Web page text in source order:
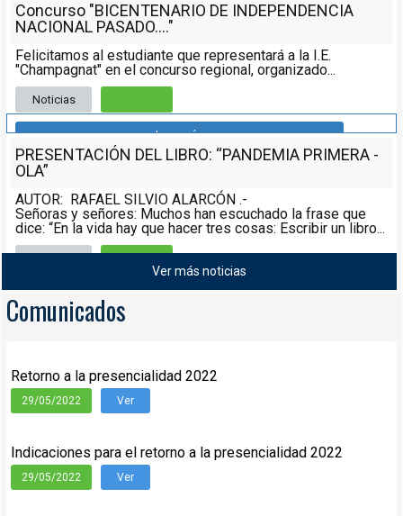
Concurso "BICENTENARIO DE INDEPENDENCIA
NACIONAL PASADO...."
Felicitamos al estudiante que representará a la I.E.
"Champagnat" en el concurso regional, organizado...
Noticias
Leer más
PRESENTACIÓN DEL LIBRO: “PANDEMIA PRIMERA -
OLA”
AUTOR: RAFAEL SILVIO ALARCÓN .-
Señoras y señores: Muchos han escuchado la frase que
dice: “En la vida hay que hacer tres cosas: Escribir un libro...
Leer más
Ver más noticias
Comunicados
Retorno a la presencialidad 2022
29/05/2022 Ver
Indicaciones para el retorno a la presencialidad 2022
29/05/2022 Ver